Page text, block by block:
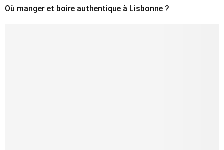
Où manger et boire authentique à Lisbonne ?